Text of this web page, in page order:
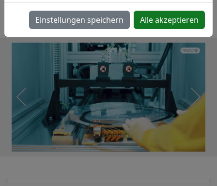
Einstellungen speichern Alle akzeptieren